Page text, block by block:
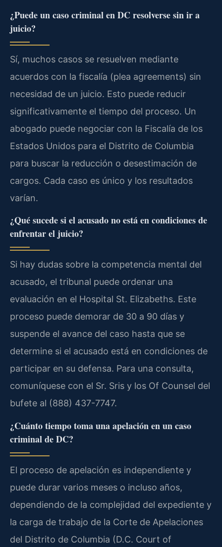
¿Puede un caso criminal en DC resolverse sin ir a
juicio?
Sí, muchos casos se resuelven mediante
acuerdos con la fiscalía (plea agreements) sin
necesidad de un juicio. Esto puede reducir
significativamente el tiempo del proceso. Un
abogado puede negociar con la Fiscalía de los
Estados Unidos para el Distrito de Columbia
para buscar la reducción o desestimación de
cargos. Cada caso es único y los resultados
varían.
¿Qué sucede si el acusado no está en condiciones de
enfrentar el juicio?
Si hay dudas sobre la competencia mental del
acusado, el tribunal puede ordenar una
evaluación en el Hospital St. Elizabeths. Este
proceso puede demorar de 30 a 90 días y
suspende el avance del caso hasta que se
determine si el acusado está en condiciones de
participar en su defensa. Para una consulta,
comuníquese con el Sr. Sris y los Of Counsel del
bufete al (888) 437-7747.
¿Cuánto tiempo toma una apelación en un caso
criminal de DC?
El proceso de apelación es independiente y
puede durar varios meses o incluso años,
dependiendo de la complejidad del expediente y
la carga de trabajo de la Corte de Apelaciones
del Distrito de Columbia (D.C. Court of